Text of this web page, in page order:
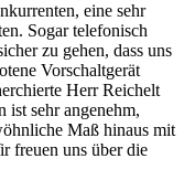
eine sehr
Sogar telefonisch
zu gehen, dass uns
Vorschaltgerät
Herr Reichelt
sehr angenehm,
Maß hinaus mit
freuen uns über die